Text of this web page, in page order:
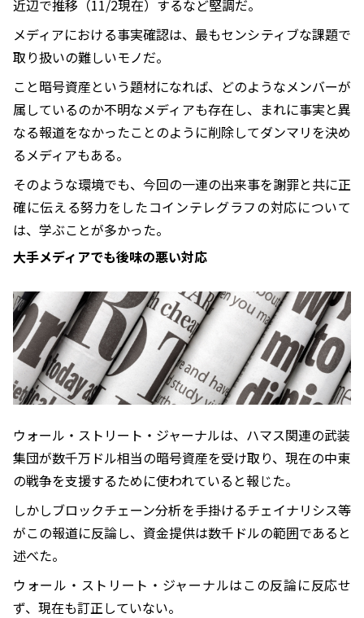
近辺で推移（11/2現在）するなど堅調だ。
メディアにおける事実確認は、最もセンシティブな課題で
取り扱いの難しいモノだ。
こと暗号資産という題材になれば、どのようなメンバーが
属しているのか不明なメディアも存在し、まれに事実と異
なる報道をなかったことのように削除してダンマリを決め
るメディアもある。
そのような環境でも、今回の一連の出来事を謝罪と共に正
確に伝える努力をしたコインテレグラフの対応について
は、学ぶことが多かった。
大手メディアでも後味の悪い対応
ウォール・ストリート・ジャーナルは、ハマス関連の武装
集団が数千万ドル相当の暗号資産を受け取り、現在の中東
の戦争を支援するために使われていると報じた。
しかしブロックチェーン分析を手掛けるチェイナリシス等
がこの報道に反論し、資金提供は数千ドルの範囲であると
述べた。
ウォール・ストリート・ジャーナルはこの反論に反応せ
ず、現在も訂正していない。